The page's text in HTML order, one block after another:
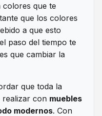
colores que te
que los colores
a que esto
paso del tiempo te
que cambiar la
que toda la
realizar con muebles
modernos. Con